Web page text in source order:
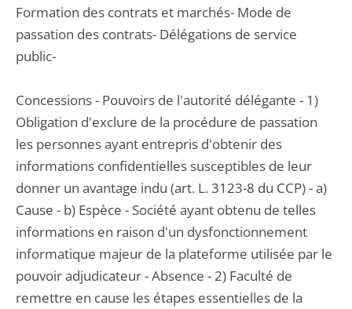
Formation des contrats et marchés- Mode de
passation des contrats- Délégations de service
public-
Concessions - Pouvoirs de l'autorité délégante - 1)
Obligation d'exclure de la procédure de passation
les personnes ayant entrepris d'obtenir des
informations confidentielles susceptibles de leur
donner un avantage indu (art. L. 3123-8 du CCP) - a)
Cause - b) Espèce - Société ayant obtenu de telles
informations en raison d'un dysfonctionnement
informatique majeur de la plateforme utilisée par le
pouvoir adjudicateur - Absence - 2) Faculté de
remettre en cause les étapes essentielles de la